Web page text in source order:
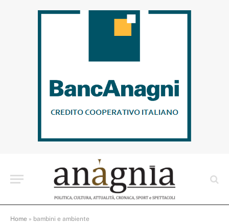
Home » bambini e ambiente